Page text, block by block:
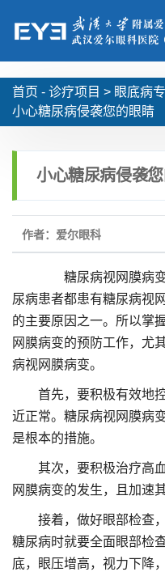
首页 - 诊疗项目 > 眼底病
小心糖尿病侵袭您的眼
小心糖尿病侵
作者：爱尔眼科
糖尿病视网膜病变是
尿病患者都患有糖尿病视
的主要原因之一。所以掌
网膜病变的预防工作，尤
病视网膜病变。
首先，要积极有效地控
近正常。糖尿病视网膜病
是根本的措施。
其次，要积极治疗高血
网膜病变的发生，且加速
接着，做好眼部检查，
糖尿病时就要全面眼部检
底，眼压增高，视力下降